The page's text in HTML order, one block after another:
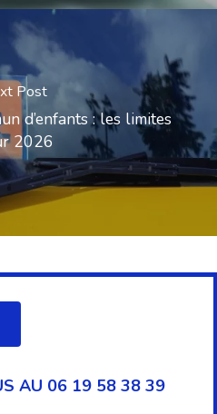
Post
d’enfants : les limites
2026
AU 06 19 58 38 39